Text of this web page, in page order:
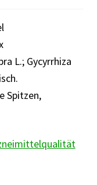
L.; Gycyrrhiza
Spitzen,